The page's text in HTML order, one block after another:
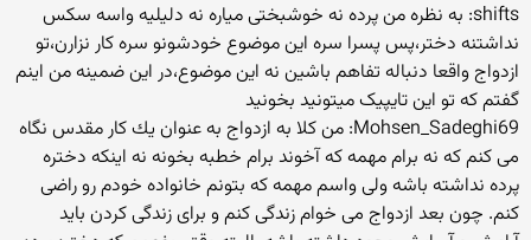
shifts: به نظره من پرده نه خوشبختی میاره نه دلیلیه واسه سکس
نداشتنه دختر،پس پسرا سره این موضوع خودشونو سره کار نزارن،تو
ازدواج واقعا دنباله تفاهم باشین نه این موضوع،در این ضمینه من اینم
گفتم که تو این تایپیک میتونید بخونید
Mohsen_Sadeghi69: من كلا به ازدواج به عنوان یك كار مقدس نگاه
می كنم كه نه برام مهمه كه آخوند برام خطبه بخونه نه اینكه دختره
پرده نداشته باشه ولی واسم مهمه كه بتونم خانواده خودم رو راضی
كنم. چون بعد ازدواج می خوام زندگی كنم و برای زندگی كردن باید